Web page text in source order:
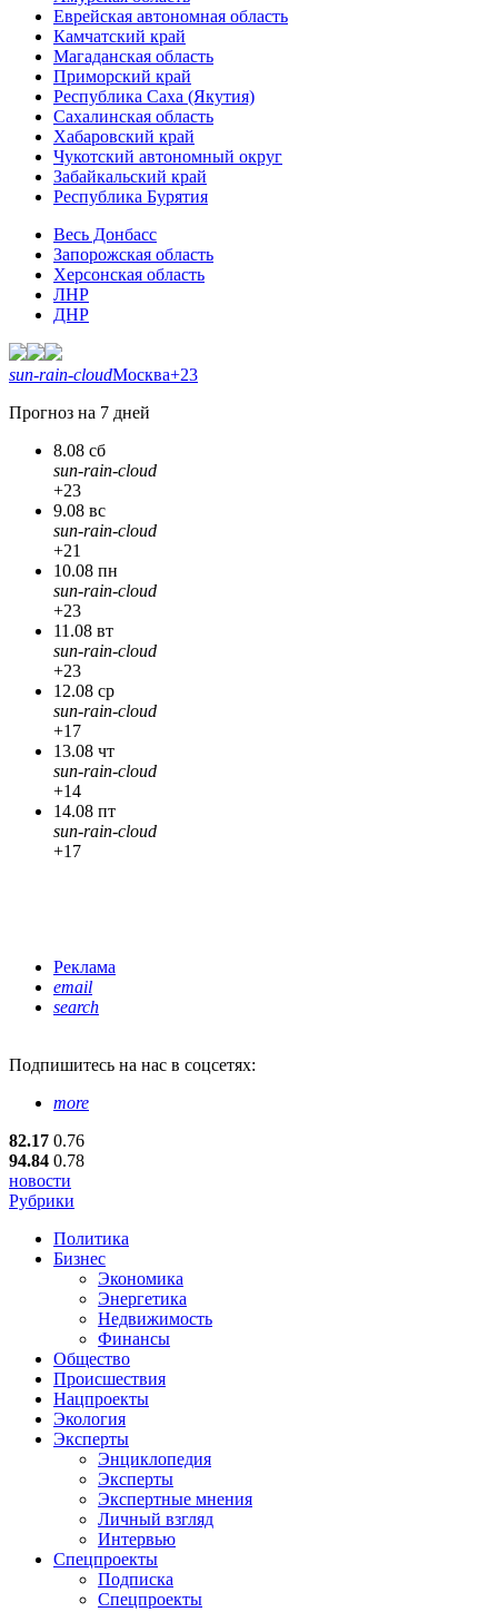
Еврейская автономная область
Камчатский край
Магаданская область
Приморский край
Республика Саха (Якутия)
Сахалинская область
Хабаровский край
Чукотский автономный округ
Забайкальский край
Республика Бурятия
Весь Донбасс
Запорожская область
Херсонская область
ЛНР
ДНР
sun-rain-cloudМосква+23
Прогноз на 7 дней
8.08 сб
sun-rain-cloud
+23
9.08 вс
sun-rain-cloud
+21
10.08 пн
sun-rain-cloud
+23
11.08 вт
sun-rain-cloud
+23
12.08 ср
sun-rain-cloud
+17
13.08 чт
sun-rain-cloud
+14
14.08 пт
sun-rain-cloud
+17
Реклама
email
search
Подпишитесь на нас в соцсетях:
more
82.17 0.76
94.84 0.78
новости
Рубрики
Политика
Бизнес
Экономика
Энергетика
Недвижимость
Финансы
Общество
Происшествия
Нацпроекты
Экология
Эксперты
Энциклопедия
Эксперты
Экспертные мнения
Личный взгляд
Интервью
Спецпроекты
Подписка
Спецпроекты